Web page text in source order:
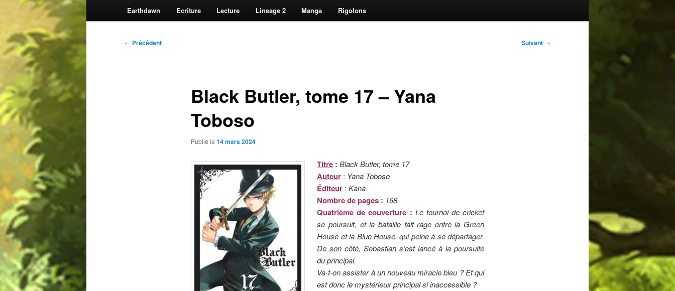
Earthdawn Ecriture Lecture Lineage 2 Manga Rigolons
Navigation
← Précédent Suivant →
Black Butler, tome 17 – Yana
Toboso
Publié le 14 mars 2024
Titre : Black Butler, tome 17
Auteur : Yana Toboso
Éditeur : Kana
Nombre de pages : 168
Quatrième de couverture : Le tournoi de cricket
se poursuit, et la bataille fait rage entre la Green
House et la Blue House, qui peine à se départager.
De son côté, Sebastian s’est lancé à la poursuite
du principal.
Va-t-on assister à un nouveau miracle bleu ? Et qui
est donc le mystérieux principal si inaccessible ?